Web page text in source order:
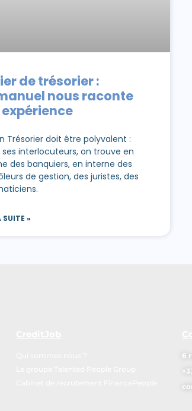
de trésorier :
nous raconte
Trésorier doit être polyvalent :
interlocuteurs, on trouve en
des banquiers, en interne des
de gestion, des juristes, des
SUITE »
6